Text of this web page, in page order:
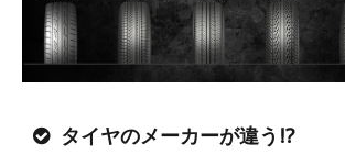
タイヤのメーカーが違う!?